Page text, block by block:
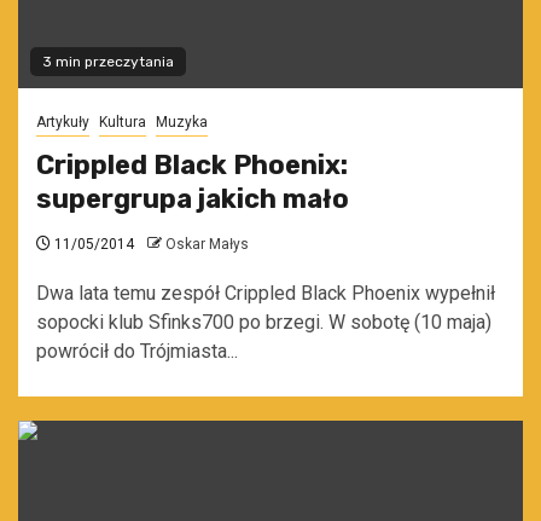
3 min przeczytania
Artykuły Kultura Muzyka
Crippled Black Phoenix:
supergrupa jakich mało
11/05/2014 Oskar Małys
Dwa lata temu zespół Crippled Black Phoenix wypełnił
sopocki klub Sfinks700 po brzegi. W sobotę (10 maja)
powrócił do Trójmiasta...